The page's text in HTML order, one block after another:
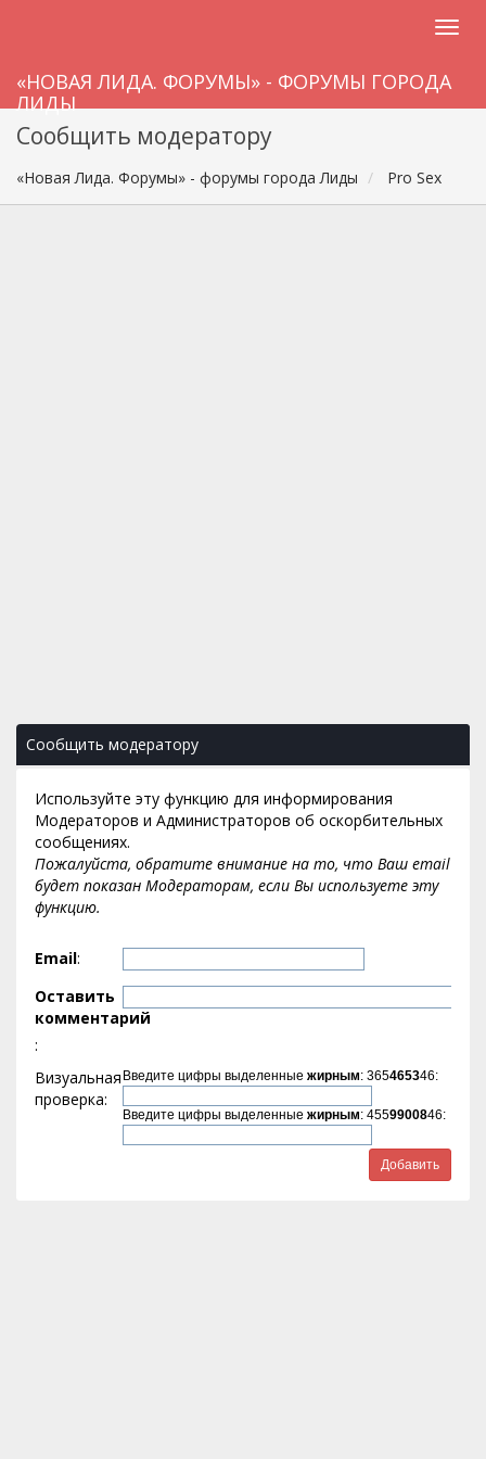
«НОВАЯ ЛИДА. ФОРУМЫ» - ФОРУМЫ ГОРОДА
ЛИДЫ
Сообщить модератору
«Новая Лида. Форумы» - форумы города Лиды Pro Sex
Сообщить модератору
Используйте эту функцию для информирования
Модераторов и Администраторов об оскорбительных
сообщениях.
Пожалуйста, обратите внимание на то, что Ваш email
будет показан Модераторам, если Вы используете эту
функцию.
Email:
Оставить
комментарий
:
Визуальная
проверка:
Введите цифры выделенные жирным: 365465346:
Введите цифры выделенные жирным: 4559900846: